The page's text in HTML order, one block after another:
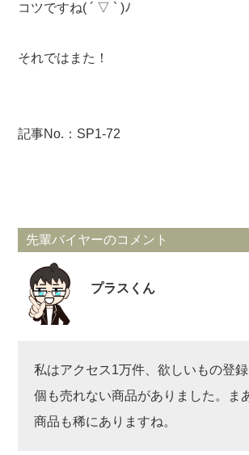
コツですね( ´ ▽ ` )ﾉ
それではまた！
記事No.：SP1-72
先輩バイヤーのコメント
プラスくん
私はアクセス1万件、欲しいもの登
個も売れない商品がありました。ま
商品も稀にありますね。